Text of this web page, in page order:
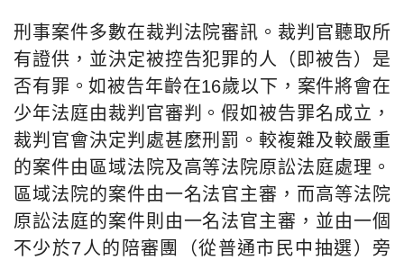
刑事案件多數在裁判法院審訊。裁判官聽取所
有證供，並決定被控告犯罪的人（即被告）是
否有罪。如被告年齡在16歲以下，案件將會在
少年法庭由裁判官審判。假如被告罪名成立，
裁判官會決定判處甚麼刑罰。較複雜及較嚴重
的案件由區域法院及高等法院原訟法庭處理。
區域法院的案件由一名法官主審，而高等法院
原訟法庭的案件則由一名法官主審，並由一個
不少於7人的陪審團（從普通市民中抽選）旁